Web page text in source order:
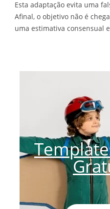
Esta adaptação evita uma
Afinal, o objetivo não é
uma estimativa consensual